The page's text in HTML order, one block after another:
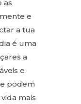
as
e
a tua
é uma
a
e
podem
mais